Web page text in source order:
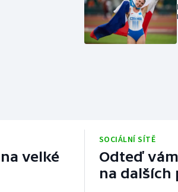
velké
SOCIÁLNÍ SÍTĚ
Odteď
na dalších